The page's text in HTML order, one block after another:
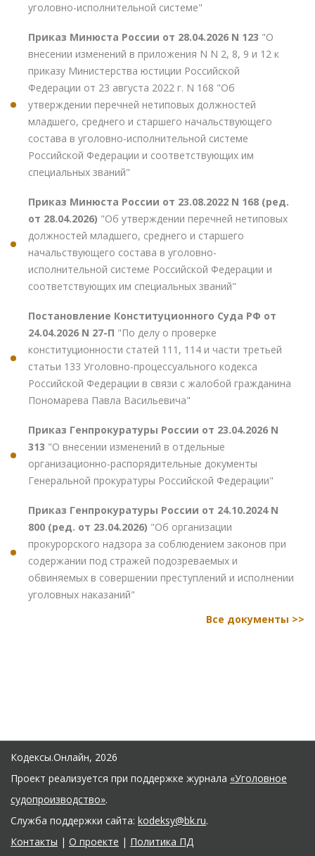
уголовно-исполнительной системе"
Приказ Минюста России от 28.04.2026 N 123 "О
внесении изменений в приложения N N 2, 8, 9 и 12 к
приказу Министерства юстиции Российской
Федерации от 23 августа 2022 г. N 168 "Об
утверждении перечней нетиповых должностей
младшего, среднего и старшего начальствующего
состава в уголовно-исполнительной системе
Российской Федерации и соответствующих им
специальных званий"
Приказ Минюста России от 23.08.2022 N 168 (ред.
от 28.04.2026) "Об утверждении перечней нетиповых
должностей младшего, среднего и старшего
начальствующего состава в уголовно-
исполнительной системе Российской Федерации и
соответствующих им специальных званий"
Постановление Конституционного Суда РФ от
24.04.2026 N 27-П "По делу о проверке
конституционности статей 111, 114 и части третьей
статьи 133 Уголовно-процессуального кодекса
Российской Федерации в связи с жалобой гражданина
Пономарева Павла Васильевича"
Приказ Генпрокуратуры России от 23.04.2026 N
313 "О внесении изменений в отдельные
организационно-распорядительные документы
Генеральной прокуратуры Российской Федерации"
Приказ Генпрокуратуры России от 24.10.2024 N
800 (ред. от 23.04.2026) "Об организации
прокурорского надзора за соблюдением законов при
содержании под стражей подозреваемых и
обвиняемых в совершении преступлений и исполнении
уголовных наказаний"
Все документы >>
Кодексы.Онлайн, 2026
Проект реализуется при поддержке журнала «Уголовное
судопроизводство».
Служба поддержки сайта: kodeksy@bk.ru.
Контакты | О проекте | Политика ПД